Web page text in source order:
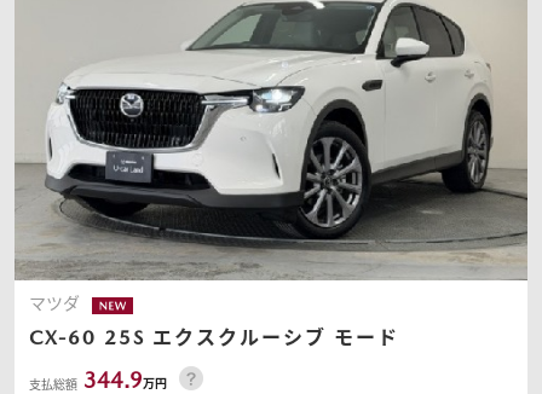
マツダ
CX-60 25S エクスクルーシブ モード
支払総額 344.9万円